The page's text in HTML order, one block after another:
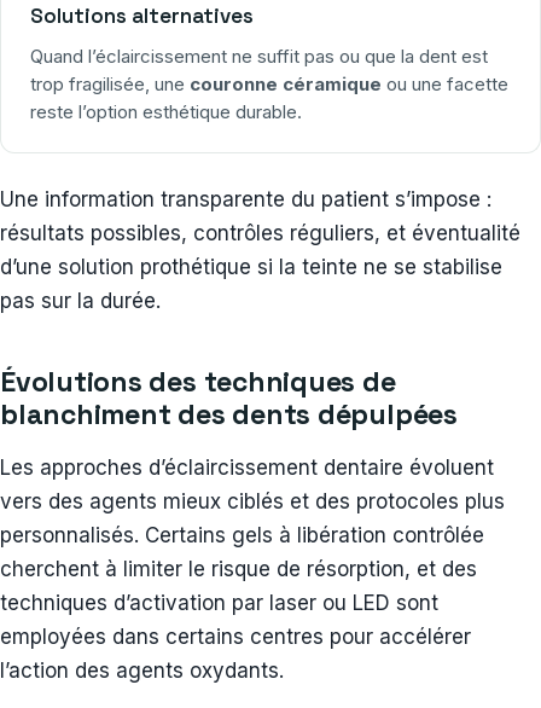
Solutions alternatives
Quand l’éclaircissement ne suffit pas ou que la dent est
trop fragilisée, une couronne céramique ou une facette
reste l’option esthétique durable.
Une information transparente du patient s’impose :
résultats possibles, contrôles réguliers, et éventualité
d’une solution prothétique si la teinte ne se stabilise
pas sur la durée.
Évolutions des techniques de
blanchiment des dents dépulpées
Les approches d’éclaircissement dentaire évoluent
vers des agents mieux ciblés et des protocoles plus
personnalisés. Certains gels à libération contrôlée
cherchent à limiter le risque de résorption, et des
techniques d’activation par laser ou LED sont
employées dans certains centres pour accélérer
l’action des agents oxydants.